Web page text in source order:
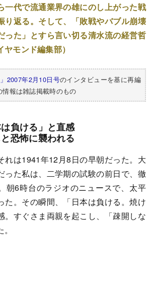
一代で流通業界の雄にのし上がった戦
り返る。そして、「敗戦やバブル崩壊
った」とすら言い切る清水流の経営哲
モンド編集部）
2007年2月10日号のインタビューを基に再編
報は雑誌掲載時のもの
負ける」と直感
恐怖に襲われる
れは1941年12月8日の早朝だった。大
った私は、二学期の試験の前日で、徹
朝6時台のラジオのニュースで、太平
た。その瞬間、「日本は負ける。焼け
。すぐさま両親を起こし、「疎開しな